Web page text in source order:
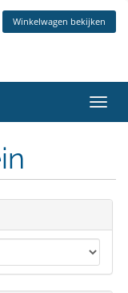
Winkelwagen bekijken
in-/